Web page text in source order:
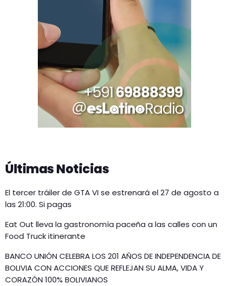
Últimas Noticias
El tercer tráiler de GTA VI se estrenará el 27 de agosto a
las 21:00. Si pagas
Eat Out lleva la gastronomía paceña a las calles con un
Food Truck itinerante
BANCO UNIÓN CELEBRA LOS 201 AÑOS DE INDEPENDENCIA DE
BOLIVIA CON ACCIONES QUE REFLEJAN SU ALMA, VIDA Y
CORAZÓN 100% BOLIVIANOS